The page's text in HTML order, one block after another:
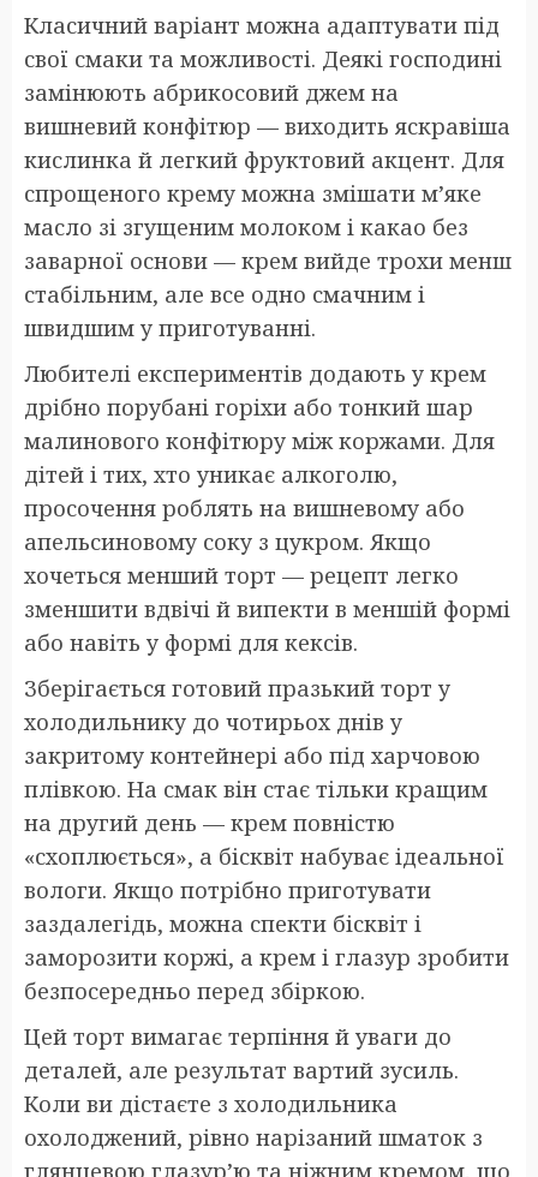
Класичний варіант можна адаптувати під
свої смаки та можливості. Деякі господині
замінюють абрикосовий джем на
вишневий конфітюр — виходить яскравіша
кислинка й легкий фруктовий акцент. Для
спрощеного крему можна змішати м’яке
масло зі згущеним молоком і какао без
заварної основи — крем вийде трохи менш
стабільним, але все одно смачним і
швидшим у приготуванні.
Любителі експериментів додають у крем
дрібно порубані горіхи або тонкий шар
малинового конфітюру між коржами. Для
дітей і тих, хто уникає алкоголю,
просочення роблять на вишневому або
апельсиновому соку з цукром. Якщо
хочеться менший торт — рецепт легко
зменшити вдвічі й випекти в меншій формі
або навіть у формі для кексів.
Зберігається готовий празький торт у
холодильнику до чотирьох днів у
закритому контейнері або під харчовою
плівкою. На смак він стає тільки кращим
на другий день — крем повністю
«схоплюється», а бісквіт набуває ідеальної
вологи. Якщо потрібно приготувати
заздалегідь, можна спекти бісквіт і
заморозити коржі, а крем і глазур зробити
безпосередньо перед збіркою.
Цей торт вимагає терпіння й уваги до
деталей, але результат вартий зусиль.
Коли ви дістаєте з холодильника
охолоджений, рівно нарізаний шматок з
глянцевою глазур’ю та ніжним кремом, що